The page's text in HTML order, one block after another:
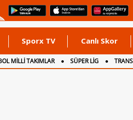
Sporx TV Canlı Skor
MİLLİ TAKIMLAR SÜPER LİG